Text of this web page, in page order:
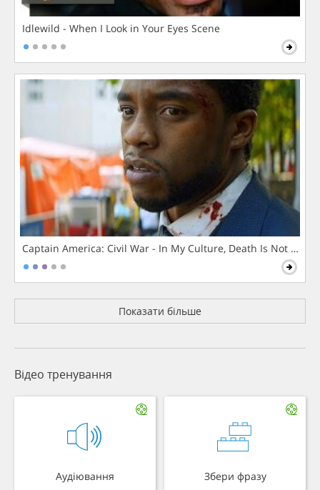
Idlewild - When I Look in Your Eyes Scene
Captain America: Civil War - In My Culture, Death Is Not The
Показати більше
Відео тренування
Аудіювання Збери фразу